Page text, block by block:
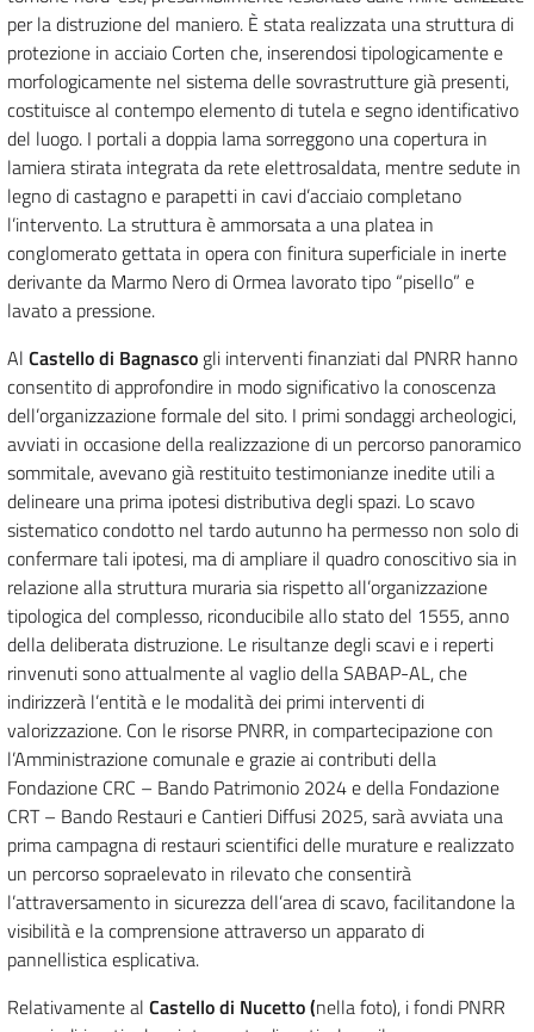
per la distruzione del maniero. È stata realizzata una struttura di
protezione in acciaio Corten che, inserendosi tipologicamente e
morfologicamente nel sistema delle sovrastrutture già presenti,
costituisce al contempo elemento di tutela e segno identificativo
del luogo. I portali a doppia lama sorreggono una copertura in
lamiera stirata integrata da rete elettrosaldata, mentre sedute in
legno di castagno e parapetti in cavi d’acciaio completano
l’intervento. La struttura è ammorsata a una platea in
conglomerato gettata in opera con finitura superficiale in inerte
derivante da Marmo Nero di Ormea lavorato tipo “pisello” e
lavato a pressione.
Al Castello di Bagnasco gli interventi finanziati dal PNRR hanno
consentito di approfondire in modo significativo la conoscenza
dell’organizzazione formale del sito. I primi sondaggi archeologici,
avviati in occasione della realizzazione di un percorso panoramico
sommitale, avevano già restituito testimonianze inedite utili a
delineare una prima ipotesi distributiva degli spazi. Lo scavo
sistematico condotto nel tardo autunno ha permesso non solo di
confermare tali ipotesi, ma di ampliare il quadro conoscitivo sia in
relazione alla struttura muraria sia rispetto all’organizzazione
tipologica del complesso, riconducibile allo stato del 1555, anno
della deliberata distruzione. Le risultanze degli scavi e i reperti
rinvenuti sono attualmente al vaglio della SABAP-AL, che
indirizzerà l’entità e le modalità dei primi interventi di
valorizzazione. Con le risorse PNRR, in compartecipazione con
l’Amministrazione comunale e grazie ai contributi della
Fondazione CRC – Bando Patrimonio 2024 e della Fondazione
CRT – Bando Restauri e Cantieri Diffusi 2025, sarà avviata una
prima campagna di restauri scientifici delle murature e realizzato
un percorso sopraelevato in rilevato che consentirà
l’attraversamento in sicurezza dell’area di scavo, facilitandone la
visibilità e la comprensione attraverso un apparato di
pannellistica esplicativa.
Relativamente al Castello di Nucetto (nella foto), i fondi PNRR